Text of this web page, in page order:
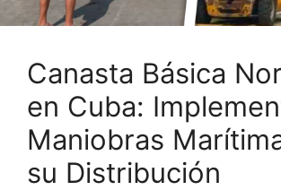
Canasta Básica
en Cuba:
Maniobras
su Distribución